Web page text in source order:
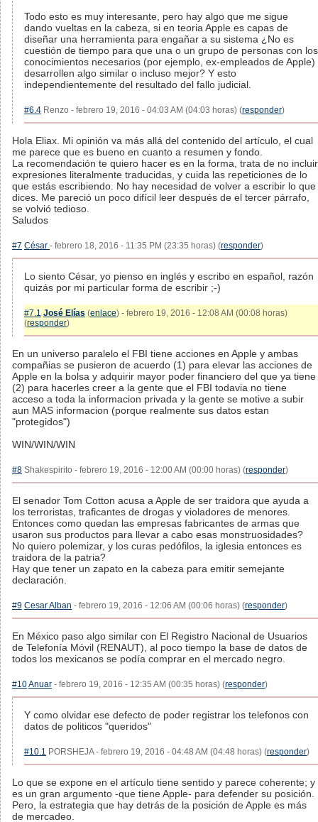
Todo esto es muy interesante, pero hay algo que me sigue
dando vueltas en la cabeza, si en teoria Apple es capas de
diseñar una herramienta para engañar a su sistema ¿No es
cuestión de tiempo para que una o un grupo de personas con los
conocimientos necesarios (por ejemplo, ex-empleados de Apple)
desarrollen algo similar o incluso mejor? Y esto
independientemente del resultado del fallo judicial.
#6.4 Renzo - febrero 19, 2016 - 04:03 AM (04:03 horas) (responder)
Hola Eliax. Mi opinión va más allá del contenido del artículo, el cual
me parece que es bueno en cuanto a resumen y fondo.
La recomendación te quiero hacer es en la forma, trata de no incluir
expresiones literalmente traducidas, y cuida las repeticiones de lo
que estás escribiendo. No hay necesidad de volver a escribir lo que
dices. Me pareció un poco difícil leer después de el tercer párrafo,
se volvió tedioso.
Saludos
#7 César - febrero 18, 2016 - 11:35 PM (23:35 horas) (responder)
Lo siento César, yo pienso en inglés y escribo en español, razón
quizás por mi particular forma de escribir ;-)
#7.1 José Elías (enlace) - febrero 19, 2016 - 12:08 AM (00:08 horas)
(responder)
En un universo paralelo el FBI tiene acciones en Apple y ambas
compañias se pusieron de acuerdo (1) para elevar las acciones de
Apple en la bolsa y adquirir mayor poder financiero del que ya tiene
(2) para hacerles creer a la gente que el FBI todavia no tiene
acceso a toda la informacion privada y la gente se motive a subir
aun MAS informacion (porque realmente sus datos estan
"protegidos")
WIN/WIN/WIN
#8 Shakespirito - febrero 19, 2016 - 12:00 AM (00:00 horas) (responder)
El senador Tom Cotton acusa a Apple de ser traidora que ayuda a
los terroristas, traficantes de drogas y violadores de menores.
Entonces como quedan las empresas fabricantes de armas que
usaron sus productos para llevar a cabo esas monstruosidades?
No quiero polemizar, y los curas pedófilos, la iglesia entonces es
traidora de la patria?
Hay que tener un zapato en la cabeza para emitir semejante
declaración.
#9 Cesar Alban - febrero 19, 2016 - 12:06 AM (00:06 horas) (responder)
En México paso algo similar con El Registro Nacional de Usuarios
de Telefonía Móvil (RENAUT), al poco tiempo la base de datos de
todos los mexicanos se podía comprar en el mercado negro.
#10Anuar - febrero 19, 2016 - 12:35 AM (00:35 horas) (responder)
Y como olvidar ese defecto de poder registrar los telefonos con
datos de politicos "queridos"
#10.1 PORSHEJA - febrero 19, 2016 - 04:48 AM (04:48 horas) (responder)
Lo que se expone en el artículo tiene sentido y parece coherente; y
es un gran argumento -que tiene Apple- para defender su posición.
Pero, la estrategia que hay detrás de la posición de Apple es más
de mercadeo.